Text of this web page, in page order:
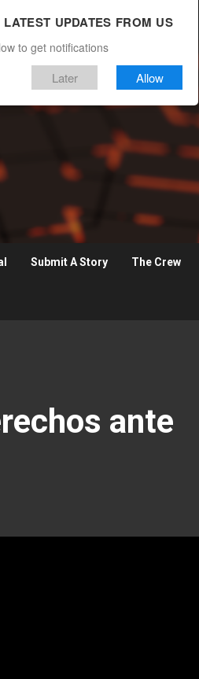
Submit A Story The Crew
ante
UPDATES FROM US
to get notifications
Later Allow